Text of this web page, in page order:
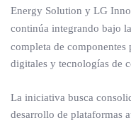
Energy Solution y LG
continúa integrando bajo
completa de componentes
digitales y tecnologías de
La iniciativa busca
desarrollo de plataformas